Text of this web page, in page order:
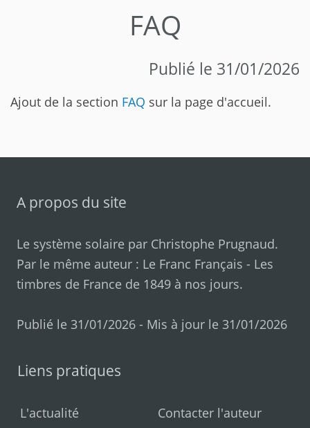
FAQ
Publié le 31/01/2026
Ajout de la section FAQ sur la page d'accueil.
A propos du site
Le système solaire par Christophe Prugnaud.
Par le même auteur : Le Franc Français - Les
timbres de France de 1849 à nos jours.
Publié le 31/01/2026 - Mis à jour le 31/01/2026
Liens pratiques
L'actualité
Contacter l'auteur